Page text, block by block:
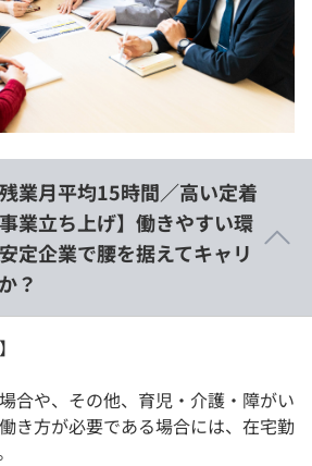
業月平均15時間／高い定着
業立ち上げ】働きやすい環
定企業で腰を据えてキャリ
？
合や、その他、育児・介護・障がい
き方が必要である場合には、在宅勤